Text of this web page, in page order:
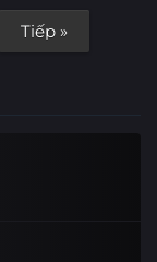
Tiếp »